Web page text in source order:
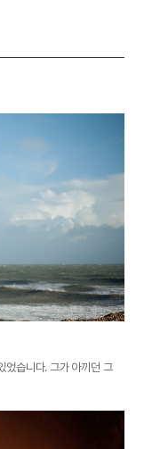
었습니다. 그가 아끼던 그